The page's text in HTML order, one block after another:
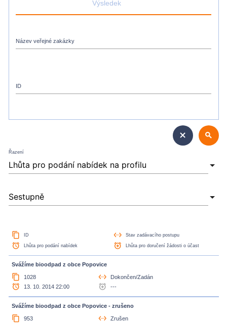
Výsledek
Název veřejné zakázky
ID
Řazení
close search
content_copy ID settings_ethernet Stav zadávacího postupu
access_alarm Lhůta pro podání nabídek alarm_add Lhůta pro doručení žádosti o účast
Svážíme bioodpad z obce Popovice
content_copy 1028 settings_ethernet Dokončen/Zadán
access_alarm 13. 10. 2014 22:00 alarm_add ---
Svážíme bioodpad z obce Popovice - zrušeno
content_copy 953 settings_ethernet Zrušen